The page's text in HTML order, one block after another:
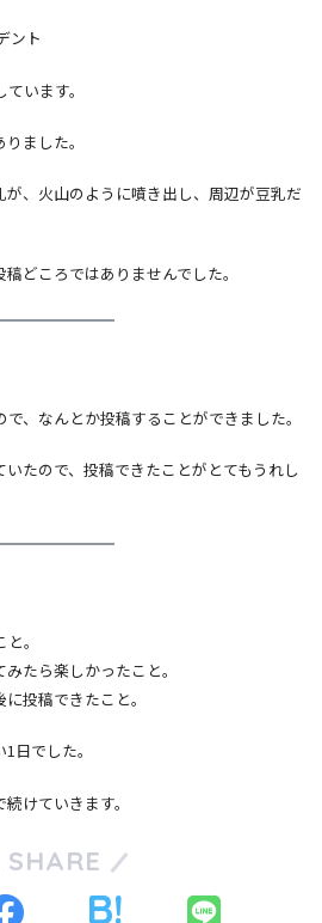
ント
います。
ました。
、火山のように噴き出し、周辺が豆乳だ
どころではありませんでした。
、なんとか投稿することができました。
いたので、投稿できたことがとてもうれし
。
たら楽しかったこと。
投稿できたこと。
日でした。
けていきます。
SHARE